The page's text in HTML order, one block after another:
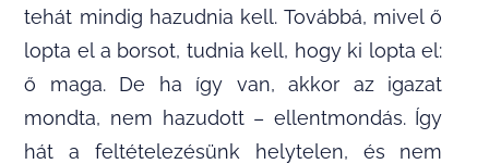
tehát mindig hazudnia kell. Továbbá, mivel ő
lopta el a borsot, tudnia kell, hogy ki lopta el:
ő maga. De ha így van, akkor az igazat
mondta, nem hazudott – ellentmondás. Így
hát a feltételezésünk helytelen, és nem